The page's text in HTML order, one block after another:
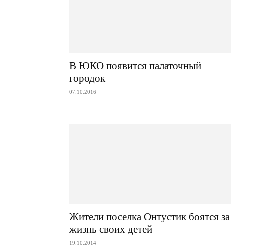
В ЮКО появится палаточный
городок
07.10.2016
Жители поселка Онтустик боятся за
жизнь своих детей
19.10.2014